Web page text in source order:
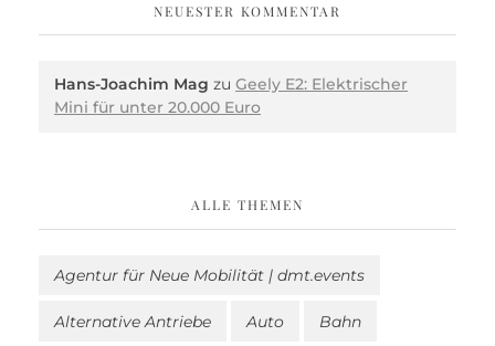
NEUESTER KOMMENTAR
Hans-Joachim Mag zu Geely E2: Elektrischer
Mini für unter 20.000 Euro
ALLE THEMEN
Agentur für Neue Mobilität | dmt.events
Alternative Antriebe Auto Bahn